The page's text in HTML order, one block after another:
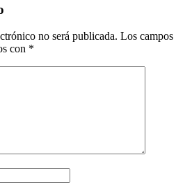
no será publicada. Los campos
con *